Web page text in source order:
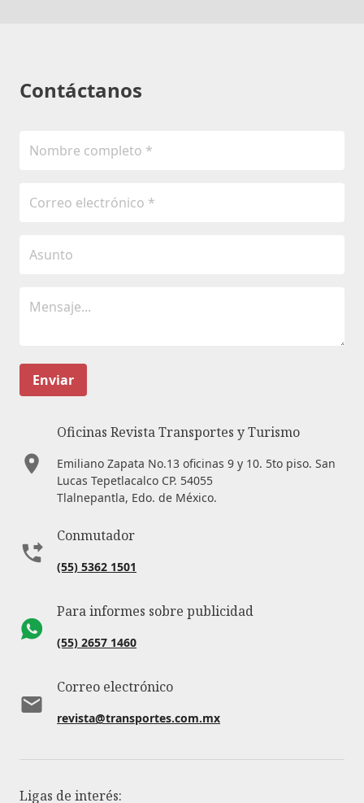
Contáctanos
Enviar
Oficinas Revista Transportes y Turismo
Emiliano Zapata No.13 oficinas 9 y 10. 5to piso. San
Lucas Tepetlacalco CP. 54055
Tlalnepantla, Edo. de México.
Conmutador
(55) 5362 1501
Para informes sobre publicidad
(55) 2657 1460
Correo electrónico
revista@transportes.com.mx
Ligas de interés: